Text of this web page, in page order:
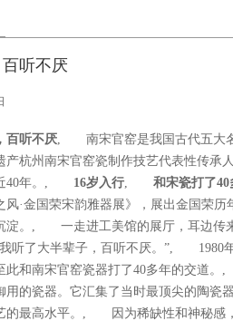
听不厌
百听不厌, 南宋官窑是我国古代五大名
产杭州南宋官窑瓷制作技艺代表性传承
近40年。, 16岁入行, 和宋瓷打了
风·金国荣宋韵雅器展》，展出金国荣
淀。, 一走进工美馆的展厅，耳边传
听了大半辈子，百听不厌。”, 1980
此和南宋官窑瓷器打了40多年的交道
用的瓷器。它汇集了当时最顶尖的陶瓷
的最高水平。, 因为稀缺性和神秘感